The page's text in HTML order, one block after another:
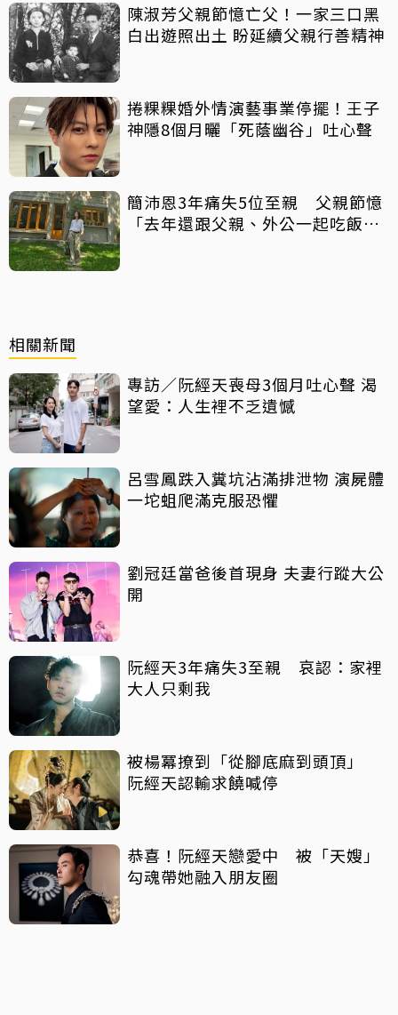
陳淑芳父親節憶亡父！一家三口黑
白出遊照出土 盼延續父親行善精神
捲粿粿婚外情演藝事業停擺！王子
神隱8個月曬「死蔭幽谷」吐心聲
簡沛恩3年痛失5位至親 父親節憶
「去年還跟父親、外公一起吃飯聊
相關新聞
專訪／阮經天喪母3個月吐心聲 渴
望愛：人生裡不乏遺憾
呂雪鳳跌入糞坑沾滿排泄物 演屍體
一坨蛆爬滿克服恐懼
劉冠廷當爸後首現身 夫妻行蹤大公
開
阮經天3年痛失3至親 哀認：家裡
大人只剩我
被楊冪撩到「從腳底麻到頭頂」
阮經天認輸求饒喊停
恭喜！阮經天戀愛中 被「天嫂」
勾魂帶她融入朋友圈